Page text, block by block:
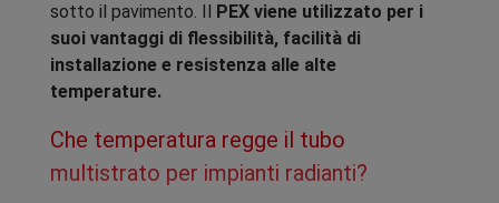
sotto il pavimento. Il PEX viene utilizzato per i
suoi vantaggi di flessibilità, facilità di
installazione e resistenza alle alte
temperature.
Che temperatura regge il tubo
multistrato per impianti radianti?